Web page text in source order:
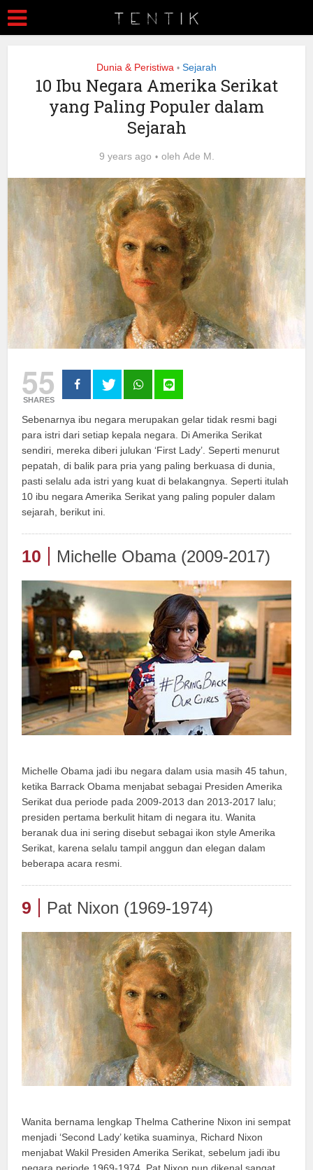
Dunia & Peristiwa • Sejarah
10 Ibu Negara Amerika Serikat
yang Paling Populer dalam
Sejarah
9 years ago oleh Ade M.
55
SHARES
Sebenarnya ibu negara merupakan gelar tidak resmi bagi
para istri dari setiap kepala negara. Di Amerika Serikat
sendiri, mereka diberi julukan ‘First Lady’. Seperti menurut
pepatah, di balik para pria yang paling berkuasa di dunia,
pasti selalu ada istri yang kuat di belakangnya. Seperti itulah
10 ibu negara Amerika Serikat yang paling populer dalam
sejarah, berikut ini.
10 Michelle Obama (2009-2017)
Michelle Obama jadi ibu negara dalam usia masih 45 tahun,
ketika Barrack Obama menjabat sebagai Presiden Amerika
Serikat dua periode pada 2009-2013 dan 2013-2017 lalu;
presiden pertama berkulit hitam di negara itu. Wanita
beranak dua ini sering disebut sebagai ikon style Amerika
Serikat, karena selalu tampil anggun dan elegan dalam
beberapa acara resmi.
9 Pat Nixon (1969-1974)
Wanita bernama lengkap Thelma Catherine Nixon ini sempat
menjadi ‘Second Lady’ ketika suaminya, Richard Nixon
menjabat Wakil Presiden Amerika Serikat, sebelum jadi ibu